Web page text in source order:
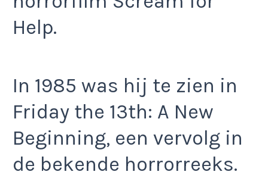
Help.
In 1985 was hij te zien in
Friday the 13th: A New
Beginning, een vervolg in
de bekende horrorreeks.